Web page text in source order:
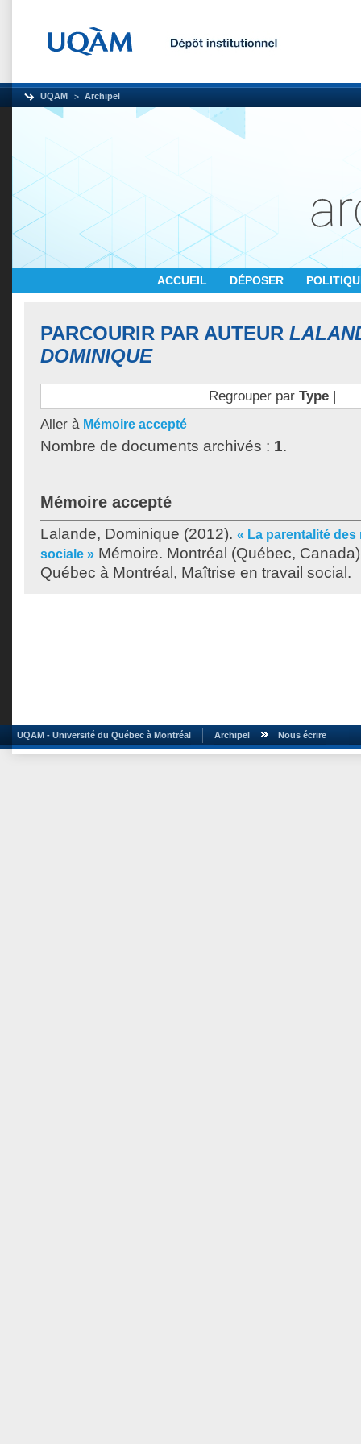
UQAM Archipel
ACCUEIL DÉPOSER
PARCOURIR PAR AUTEUR
DOMINIQUE
Regrouper par Type|
Aller à Mémoire accepté
Nombre de documents archivés : 1.
Mémoire accepté
Lalande, Dominique (2012). « La parentalité des
sociale » Mémoire. Montréal (Québec,
Québec à Montréal, Maîtrise en travail social.
UQAM - Université du Québec à Montréal Archipel Nous écrire